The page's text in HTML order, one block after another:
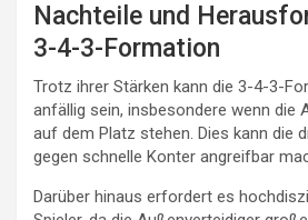
Nachteile und
3-4-3-Formation
Trotz ihrer Stärken kann die 3-4-3-
anfällig sein, insbesondere wenn die
auf dem Platz stehen. Dies kann die
gegen schnelle Konter angreifbar
Darüber hinaus erfordert es